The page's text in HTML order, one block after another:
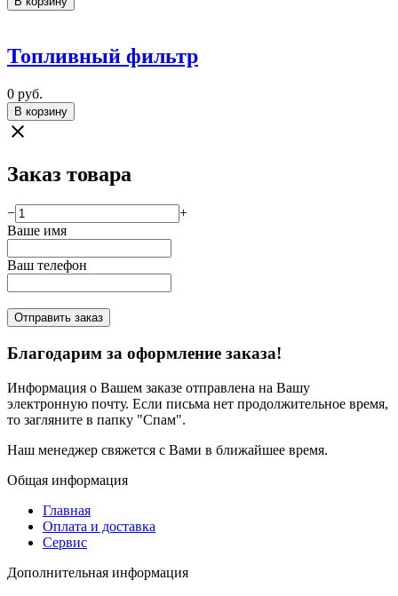
Топливный фильтр
0 руб.
В корзину
close
Заказ товара
−
+
Ваше имя
Ваш телефон
Отправить заказ
Благодарим за оформление заказа!
Информация о Вашем заказе отправлена на Вашу
электронную почту. Если письма нет продолжительное время,
то загляните в папку "Спам".
Наш менеджер свяжется с Вами в ближайшее время.
Общая информация
Главная
Оплата и доставка
Сервис
Дополнительная информация